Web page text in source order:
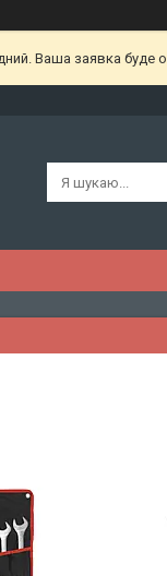
Ваша заявка буде